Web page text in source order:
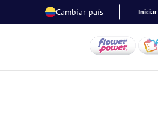
Cambiar país Iniciar